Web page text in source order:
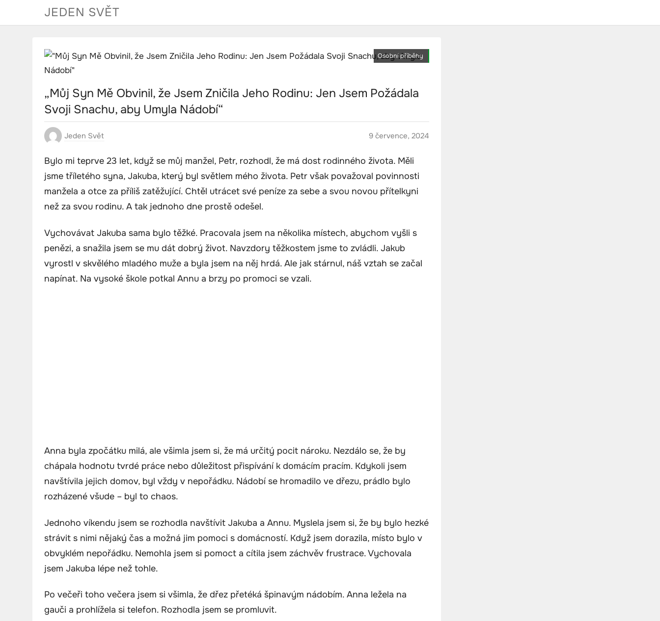
JEDEN SVĚT
Osobní příběhy
„Můj Syn Mě Obvinil, že Jsem Zničila Jeho Rodinu: Jen Jsem Požádala
Svoji Snachu, aby Umyla Nádobí“
Jeden Svět 9 července, 2024
Bylo mi teprve 23 let, když se můj manžel, Petr, rozhodl, že má dost rodinného života. Měli
jsme tříletého syna, Jakuba, který byl světlem mého života. Petr však považoval povinnosti
manžela a otce za příliš zatěžující. Chtěl utrácet své peníze za sebe a svou novou přítelkyni
než za svou rodinu. A tak jednoho dne prostě odešel.
Vychovávat Jakuba sama bylo těžké. Pracovala jsem na několika místech, abychom vyšli s
penězi, a snažila jsem se mu dát dobrý život. Navzdory těžkostem jsme to zvládli. Jakub
vyrostl v skvělého mladého muže a byla jsem na něj hrdá. Ale jak stárnul, náš vztah se začal
napínat. Na vysoké škole potkal Annu a brzy po promoci se vzali.
Anna byla zpočátku milá, ale všimla jsem si, že má určitý pocit nároku. Nezdálo se, že by
chápala hodnotu tvrdé práce nebo důležitost přispívání k domácím pracím. Kdykoli jsem
navštívila jejich domov, byl vždy v nepořádku. Nádobí se hromadilo ve dřezu, prádlo bylo
rozházené všude – byl to chaos.
Jednoho víkendu jsem se rozhodla navštívit Jakuba a Annu. Myslela jsem si, že by bylo hezké
strávit s nimi nějaký čas a možná jim pomoci s domácností. Když jsem dorazila, místo bylo v
obvyklém nepořádku. Nemohla jsem si pomoct a cítila jsem záchvěv frustrace. Vychovala
jsem Jakuba lépe než tohle.
Po večeři toho večera jsem si všimla, že dřez přetéká špinavým nádobím. Anna ležela na
gauči a prohlížela si telefon. Rozhodla jsem se promluvit.